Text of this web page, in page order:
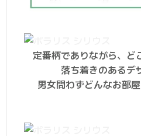
定番柄でありながら、ど
落ち着きのあるデ
男女問わずどんなお部